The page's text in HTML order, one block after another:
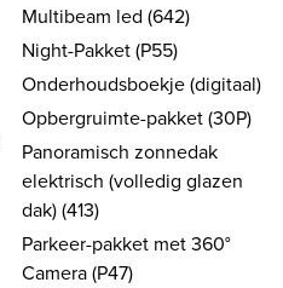
Multibeam led (642)
Night-Pakket (P55)
Onderhoudsboekje (digitaal)
Opbergruimte-pakket (30P)
Panoramisch zonnedak
elektrisch (volledig glazen
dak) (413)
Parkeer-pakket met 360°
Camera (P47)